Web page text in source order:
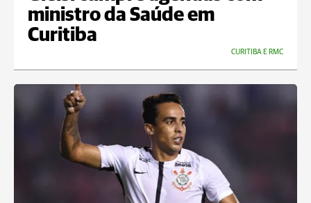
ministro da Saúde em
Curitiba
CURITIBA E RMC